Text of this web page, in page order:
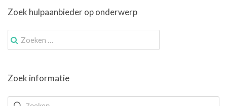
Zoek hulpaanbieder op onderwerp
Zoek
naar:
Zoek informatie